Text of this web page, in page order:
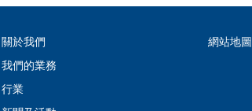
關於我們
我們的業務
行業
網站地圖